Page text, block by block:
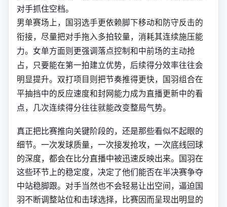
对手抓住空档。
男单赛场上，国羽选手更依赖脚下移动和防守反击的
衔接，尽量把对手拖入多拍较量，消耗其连续施压能
力。女单方面则更强调落点控制和中前场的主动抢
占，只要能在第一拍建立优势，后续得分效率往往会
明显提升。双打项目则把节奏推得更快，国羽组合在
平抽挡中的反应速度和封网能力成为直播更新中的看
点，几次连续得分往往就能改变整局气势。
真正把比赛推向关键阶段的，还是那些看似不起眼的
细节。一次发球质量，一次接发抢攻，一次底线回球
的深度，都会在比分直播中被迅速反映出来。国羽在
这些环节上的稳定度，决定了他们能否在半决赛争夺
中站稳脚跟。对手当然也不会轻易让出空间，逼迫国
羽不断调整站位和击球选择，比赛因而呈现出明显的